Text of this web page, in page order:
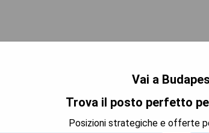
Vai a
Trova il posto perfetto
Posizioni strategiche e offerte